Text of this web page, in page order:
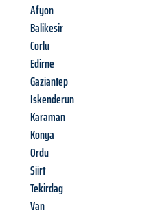
Afyon
Balikesir
Corlu
Edirne
Gaziantep
Iskenderun
Karaman
Konya
Ordu
Siirt
Tekirdag
Van